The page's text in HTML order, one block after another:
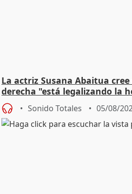
La actriz Susana Abaitua
derecha "está legalizando la
Sonido Totales 05/08/